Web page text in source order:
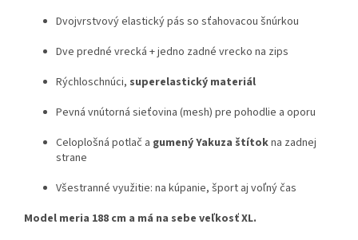
Dvojvrstvový elastický pás so sťahovacou šnúrkou
Dve predné vrecká + jedno zadné vrecko na zips
Rýchloschnúci, superelastický materiál
Pevná vnútorná sieťovina (mesh) pre pohodlie a oporu
Celoplošná potlač a gumený Yakuza štítokna zadnej
strane
Všestranné využitie: na kúpanie, šport aj voľný čas
Model meria 188 cm a má na sebe veľkosť XL.